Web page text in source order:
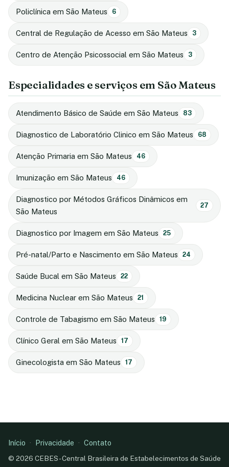
Policlínica em São Mateus 6
Central de Regulação de Acesso em São Mateus 3
Centro de Atenção Psicossocial em São Mateus 3
Especialidades e serviços em São Mateus
Atendimento Básico de Saúde em São Mateus 83
Diagnostico de Laboratório Clinico em São Mateus 68
Atenção Primaria em São Mateus 46
Imunização em São Mateus 46
Diagnostico por Métodos Gráficos Dinâmicos em
São Mateus
27
Diagnostico por Imagem em São Mateus 25
Pré-natal/Parto e Nascimento em São Mateus 24
Saúde Bucal em São Mateus 22
Medicina Nuclear em São Mateus 21
Controle de Tabagismo em São Mateus 19
Clínico Geral em São Mateus 17
Ginecologista em São Mateus 17
Início · Privacidade · Contato
© 2026 CEBES - Central Brasileira de Estabelecimentos de Saúde